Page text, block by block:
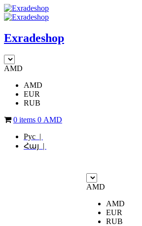
Exradeshop
AMD
AMD
EUR
RUB
0 items 0 AMD
Рус |
Հայ |
AMD
AMD
EUR
RUB